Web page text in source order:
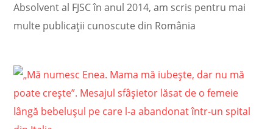
Absolvent al FJSC în anul 2014, am scris pentru mai
multe publicații cunoscute din România